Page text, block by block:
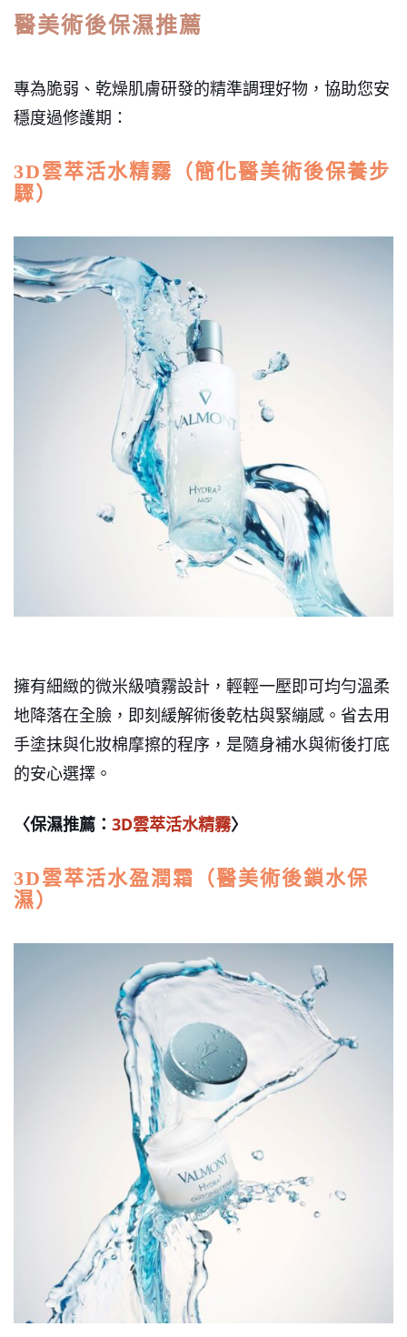
醫美術後保濕推薦
專為脆弱、乾燥肌膚研發的精準調理好物，協助您安
穩度過修護期：
3D雲萃活水精霧（簡化醫美術後保養步
驟）
擁有細緻的微米級噴霧設計，輕輕一壓即可均勻溫柔
地降落在全臉，即刻緩解術後乾枯與緊繃感。省去用
手塗抹與化妝棉摩擦的程序，是隨身補水與術後打底
的安心選擇。
〈保濕推薦： 3D雲萃活水精霧〉
3D雲萃活水盈潤霜（醫美術後鎖水保
濕）